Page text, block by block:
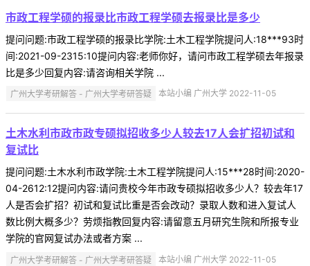
市政工程学硕的报录比市政工程学硕去报录比是多少
提问问题:市政工程学硕的报录比学院:土木工程学院提问人:18***93时
间:2021-09-2315:10提问内容:老师你好，请问市政工程学硕去年报录
比是多少回复内容:请咨询相关学院 ...
广州大学考研解答 - 广州大学考研答疑 本站小编 广州大学 2022-11-05
土木水利市政市政专硕拟招收多少人较去17人会扩招初试和
复试比
提问问题:土木水利市政学院:土木工程学院提问人:15***28时间:2020-
04-2612:12提问内容:请问贵校今年市政专硕拟招收多少人？较去年17
人是否会扩招？初试和复试比重是否会改动？录取人数和进入复试人
数比例大概多少？劳烦指教回复内容:请留意五月研究生院和所报专业
学院的官网复试办法或者方案 ...
广州大学考研解答 - 广州大学考研答疑 本站小编 广州大学 2022-11-05